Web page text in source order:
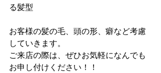
る髪型
お客様の髪の毛、頭の形、癖など考慮
していきます。
ご来店の際は、ぜひお気軽になんでも
お申し付けください！！